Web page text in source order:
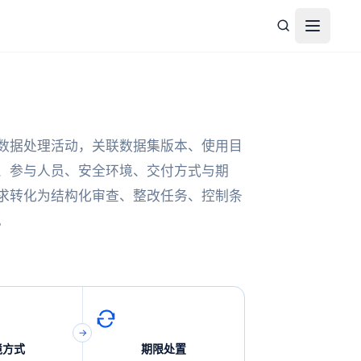
打开菜
据处理活动，关联数据集版本、使用目
参与人员、安全环境、交付方式与期
转化为结构化审查、整改任务、控制条
式 期限处置